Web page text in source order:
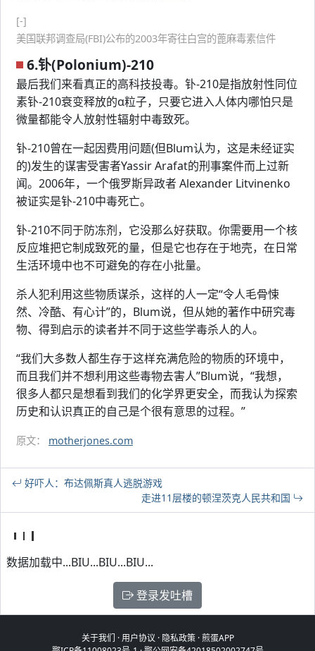
[-]
美国联邦调查局(FBI)公布的2003年寄往白宫的蓖麻毒素信件
6.钋(Polonium)-210
最后我们来看真正的高科技投毒。钋-210是指放射性同位
素钋-210衰变释放的α粒子，只要它进入人体内哪怕只是
微量都能令人放射性辐射中毒致死。
钋-210曾在一起因费用问题(但Blum认为，这是未经证实
的)发生的谋害受害者Yassir Arafat的刑事案件而上过新
闻。2006年，一个俄罗斯异政者 Alexander Litvinenko
被证实是钋-210中毒死亡。
钋-210不同于防冻剂，它没那么好获取。你需要用一个核
反应堆把它制成致死的量，但是它也存在于地壳，在日常
生活环境中也不可避免的存在小批量。
杀人犯利用这些物质谋杀，这样的人一定“令人毛骨悚
然、冷酷、有心计”的，Blum说，但从她的著作中研究毒
物、得到启示的读者并不同于这些学毒杀人的人。
“我们大多数人都生存于这样充满危险的物质的环境中，
而且我们并不想利用这些毒物去害人”Blum说，“我想，
很多人都只是想看到我们的化学界更安全，而我认为探索
历史和认识真正的自己是个很有意思的过程。”
原文： motherjones.com
好吓人：布达佩斯真人逃脱游戏
走进11层楼的顿涅茨克人民共和国
数据加载中...BIU...BIU...BIU...
登录发吐槽
关于我们 ·用户协议 · 隐私政策·煎蛋APP